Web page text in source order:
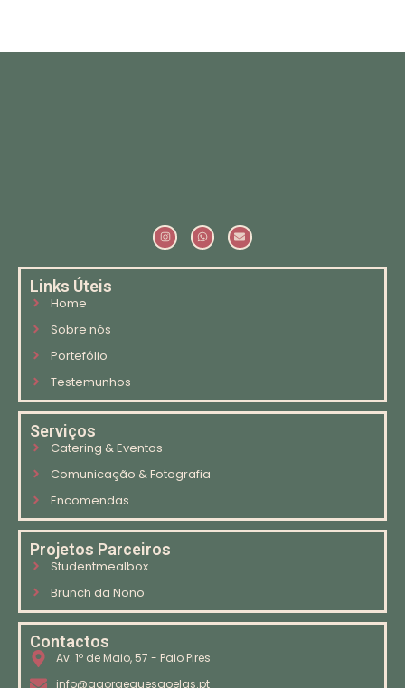
Links Úteis
Home
Sobre nós
Portefólio
Testemunhos
Serviços
Catering & Eventos
Comunicação & Fotografia
Encomendas
Projetos Parceiros
Studentmealbox
Brunch da Nono
Contactos
Av. 1º de Maio, 57 - Paio Pires
info@agoraequesaoelas.pt